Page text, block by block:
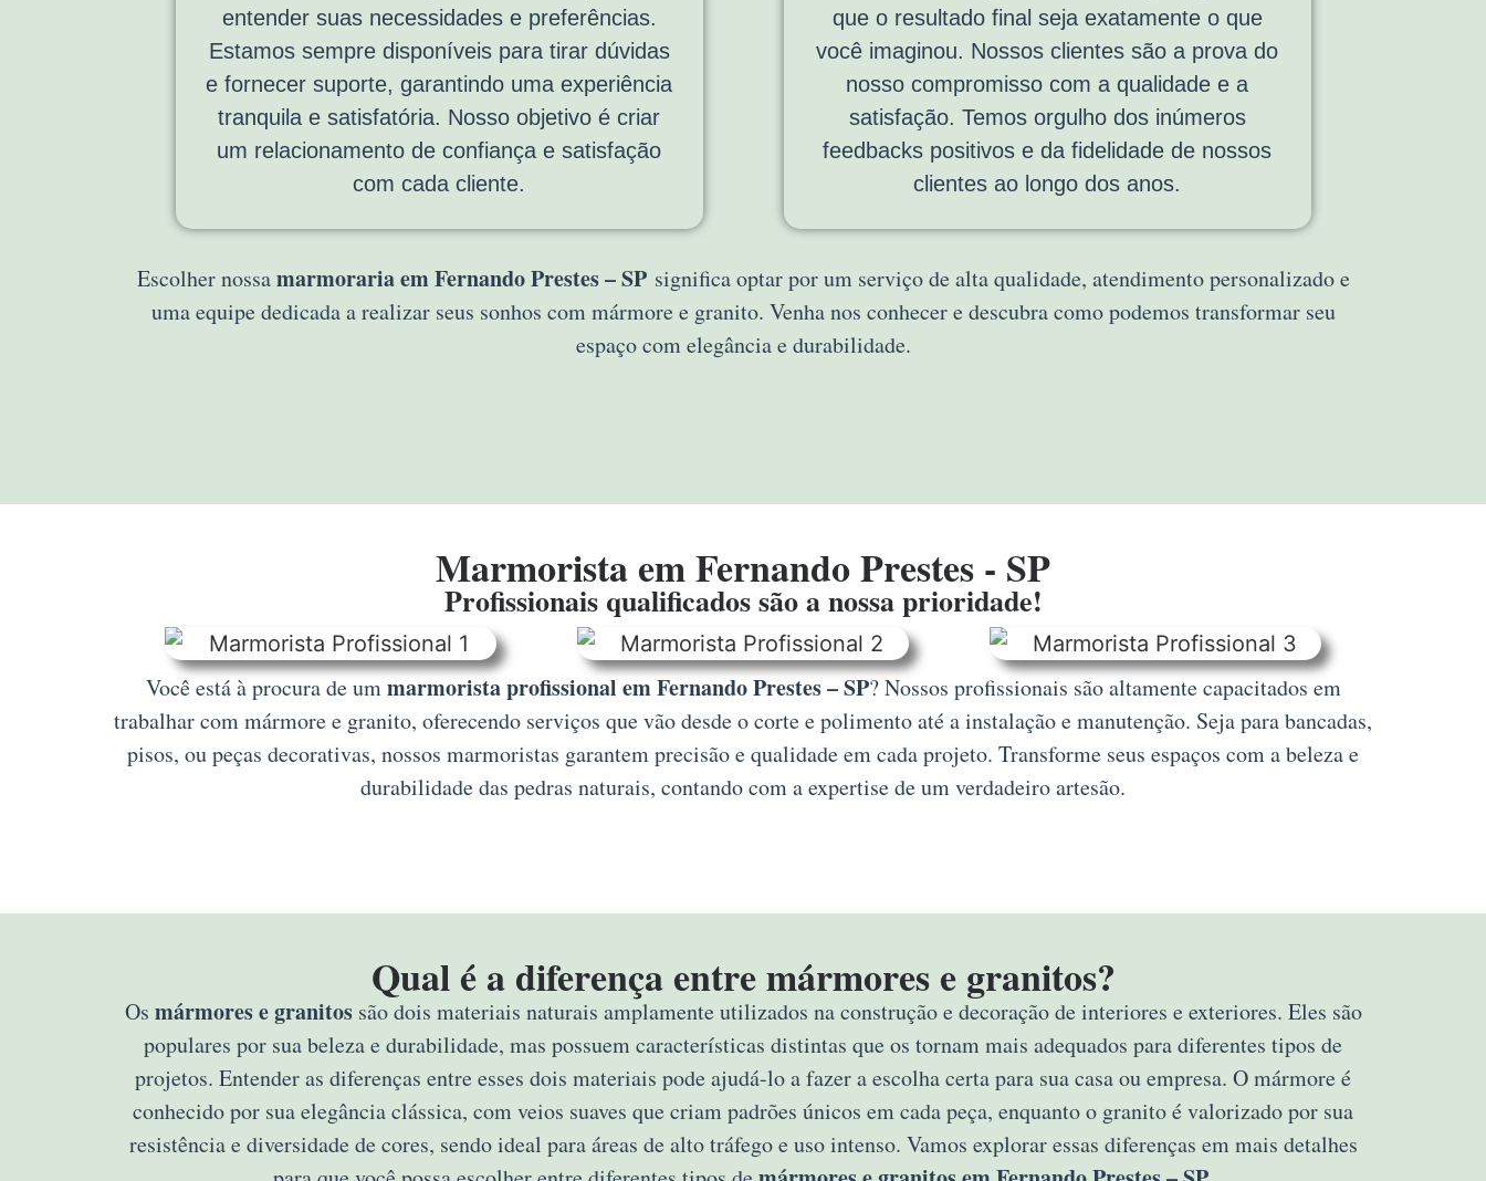
entender suas necessidades e preferências.
Estamos sempre disponíveis para tirar dúvidas
e fornecer suporte, garantindo uma experiência
tranquila e satisfatória. Nosso objetivo é criar
um relacionamento de confiança e satisfação
com cada cliente.
que o resultado final seja exatamente o que
você imaginou. Nossos clientes são a prova do
nosso compromisso com a qualidade e a
satisfação. Temos orgulho dos inúmeros
feedbacks positivos e da fidelidade de nossos
clientes ao longo dos anos.
Escolher nossamarmoraria em Fernando Prestes – SPsignifica optar por um serviço de alta qualidade, atendimento personalizado e
uma equipe dedicada a realizar seus sonhos com mármore e granito. Venha nos conhecer e descubra como podemos transformar seu
espaço com elegância e durabilidade.
Marmorista em Fernando Prestes - SP
Profissionais qualificados são a nossa prioridade!
Você está à procura de ummarmorista profissional em Fernando Prestes – SP? Nossos profissionais são altamente capacitados em
trabalhar com mármore e granito, oferecendo serviços que vão desde o corte e polimento até a instalação e manutenção. Seja para bancadas,
pisos, ou peças decorativas, nossos marmoristas garantem precisão e qualidade em cada projeto. Transforme seus espaços com a beleza e
durabilidade das pedras naturais, contando com a expertise de um verdadeiro artesão.
Qual é a diferença entre mármores e granitos?
Os mármores e granitossão dois materiais naturais amplamente utilizados na construção e decoração de interiores e exteriores. Eles são
populares por sua beleza e durabilidade, mas possuem características distintas que os tornam mais adequados para diferentes tipos de
projetos. Entender as diferenças entre esses dois materiais pode ajudá-lo a fazer a escolha certa para sua casa ou empresa. O mármore é
conhecido por sua elegância clássica, com veios suaves que criam padrões únicos em cada peça, enquanto o granito é valorizado por sua
resistência e diversidade de cores, sendo ideal para áreas de alto tráfego e uso intenso. Vamos explorar essas diferenças em mais detalhes